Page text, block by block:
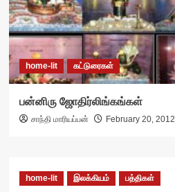
home-lit கட்டுரைகள்
பன்னிரு ஜோதிர்லிங்கங்கள்
சாந்தி மாரியப்பன் February 20, 2012
home-lit இலக்கியம் பத்திகள்